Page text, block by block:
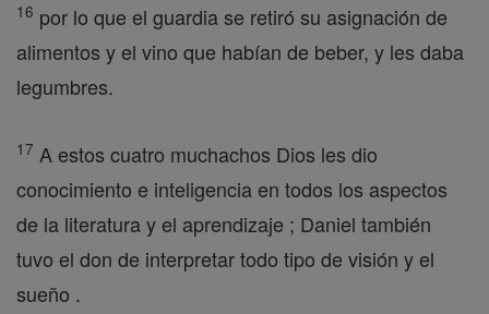
16 por lo que el guardia se retiró su asignación de
alimentos y el vino que habían de beber, y les daba
legumbres.
17 A estos cuatro muchachos Dios les dio
conocimiento e inteligencia en todos los aspectos
de la literatura y el aprendizaje ; Daniel también
tuvo el don de interpretar todo tipo de visión y el
sueño .